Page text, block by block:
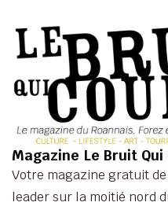
Magazine Le Bruit Qui
Votre magazine gratuit
leader sur la moitié nord